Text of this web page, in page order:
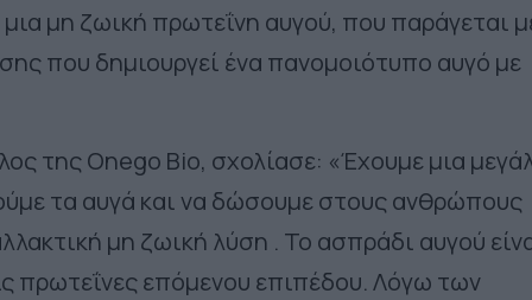
μια μη ζωική πρωτεΐνη αυγού, που παράγεται
που δημιουργεί ένα πανομοιότυπο αυγό με
της Onego Bio, σχολίασε: «Έχουμε μια
τα αυγά και να δώσουμε στους ανθρώπους
μη ζωική λύση . Το ασπράδι αυγού
πρωτεΐνες επόμενου επιπέδου. Λόγω των